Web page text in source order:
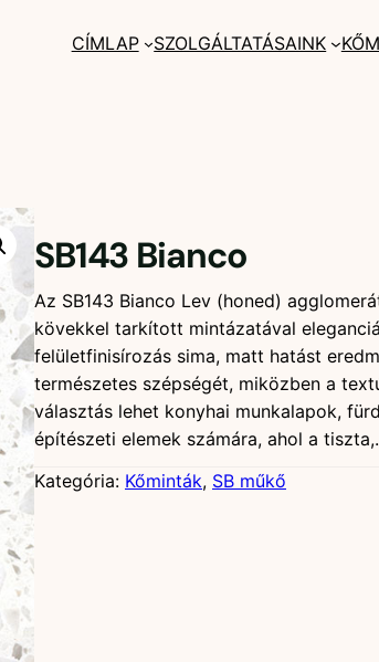
CÍMLAP SZOLGÁLTATÁSAINK
SB143 Bianco
Az SB143 Bianco Lev (honed)
kövekkel tarkított mintázatával
felületfinisírozás sima, matt hatást
természetes szépségét, miközben a
választás lehet konyhai munkalapok,
építészeti elemek számára, ahol a
Kategória: Kőminták, SB műkő